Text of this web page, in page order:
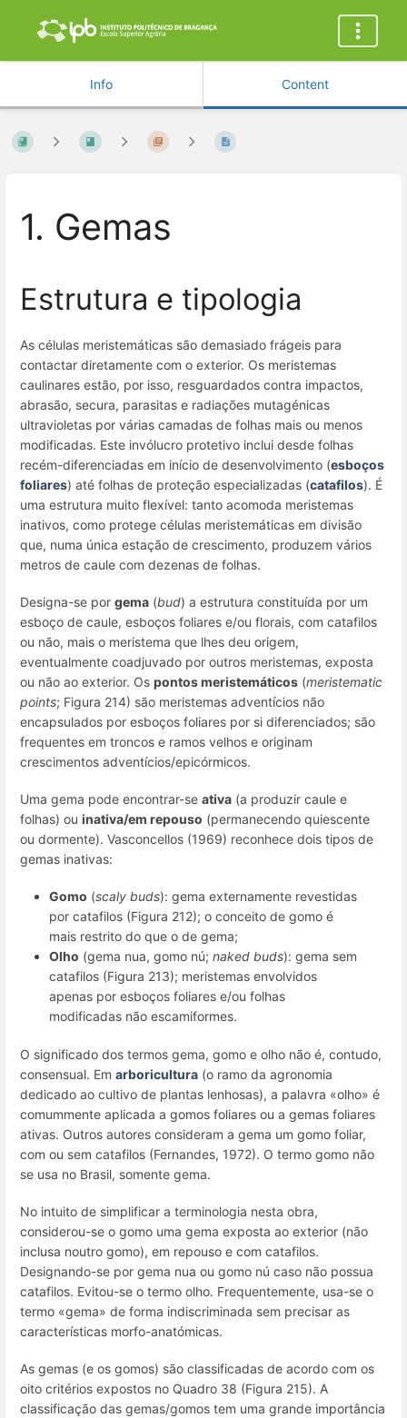
Info Content
1. Gemas
Estrutura e tipologia
As células meristemáticas são demasiado frágeis para
contactar diretamente com o exterior. Os meristemas
caulinares estão, por isso, resguardados contra impactos,
abrasão, secura, parasitas e radiações mutagénicas
ultravioletas por várias camadas de folhas mais ou menos
modificadas. Este invólucro protetivo inclui desde folhas
recém-diferenciadas em início de desenvolvimento (esboços
foliares) até folhas de proteção especializadas (catafilos). É
uma estrutura muito flexível: tanto acomoda meristemas
inativos, como protege células meristemáticas em divisão
que, numa única estação de crescimento, produzem vários
metros de caule com dezenas de folhas.
Designa-se por gema (bud) a estrutura constituída por um
esboço de caule, esboços foliares e/ou florais, com catafilos
ou não, mais o meristema que lhes deu origem,
eventualmente coadjuvado por outros meristemas, exposta
ou não ao exterior. Os pontos meristemáticos (meristematic
points; Figura 214) são meristemas adventícios não
encapsulados por esboços foliares por si diferenciados; são
frequentes em troncos e ramos velhos e originam
crescimentos adventícios/epicórmicos.
Uma gema pode encontrar-se ativa (a produzir caule e
folhas) ou inativa/em repouso (permanecendo quiescente
ou dormente). Vasconcellos (1969) reconhece dois tipos de
gemas inativas:
Gomo (scaly buds): gema externamente revestidas
por catafilos (Figura 212); o conceito de gomo é
mais restrito do que o de gema;
Olho (gema nua, gomo nú; naked buds): gema sem
catafilos (Figura 213); meristemas envolvidos
apenas por esboços foliares e/ou folhas
modificadas não escamiformes.
O significado dos termos gema, gomo e olho não é, contudo,
consensual. Em arboricultura (o ramo da agronomia
dedicado ao cultivo de plantas lenhosas), a palavra «olho» é
comummente aplicada a gomos foliares ou a gemas foliares
ativas. Outros autores consideram a gema um gomo foliar,
com ou sem catafilos (Fernandes, 1972). O termo gomo não
se usa no Brasil, somente gema.
No intuito de simplificar a terminologia nesta obra,
considerou-se o gomo uma gema exposta ao exterior (não
inclusa noutro gomo), em repouso e com catafilos.
Designando-se por gema nua ou gomo nú caso não possua
catafilos. Evitou-se o termo olho. Frequentemente, usa-se o
termo «gema» de forma indiscriminada sem precisar as
características morfo-anatómicas.
As gemas (e os gomos) são classificadas de acordo com os
oito critérios expostos no Quadro 38 (Figura 215). A
classificação das gemas/gomos tem uma grande importância